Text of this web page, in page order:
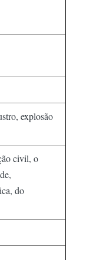
explosão
civil, o
do